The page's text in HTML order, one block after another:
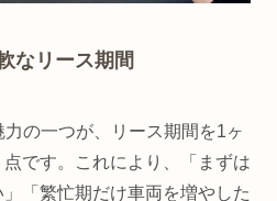
なリース期間
の一つが、リース期間を1ヶ
です。これにより、「まずは
「繁忙期だけ車両を増やした